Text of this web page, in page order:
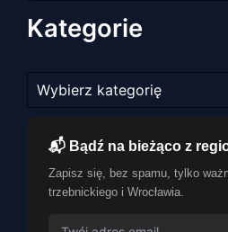
Kategorie
📬 Bądź na bieżąco z
Zapisz się, bez spamu, tylko
trzebnickiego i Wrocławia.